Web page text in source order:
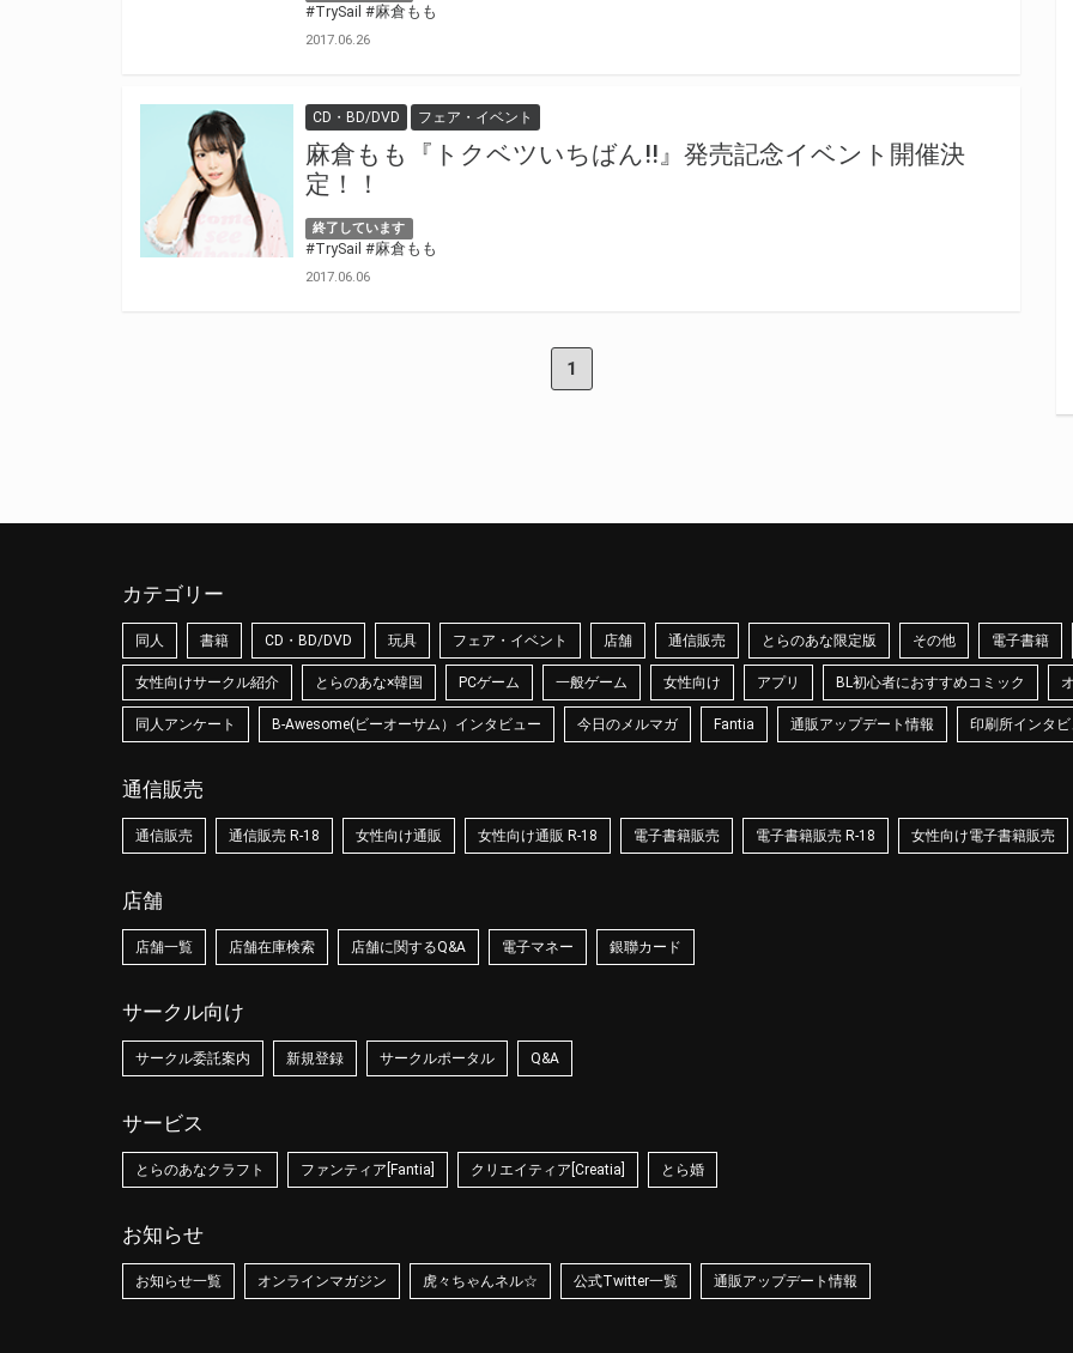
#TrySail #麻倉もも
2017.06.26
CD・BD/DVD フェア・イベント
麻倉もも『トクベツいちばん!!』発売記念イベント開催決
定！！
終了しています
#TrySail #麻倉もも
2017.06.06
1
カテゴリー
同人 書籍 CD・BD/DVD 玩具 フェア・イベント 店舗 通信販売 とらのあな限定版 その他 電子書籍
女性向けサークル紹介 とらのあな×韓国 PCゲーム 一般ゲーム 女性向け アプリ BL初心者におすすめコミック
同人アンケート B-Awesome(ビーオーサム）インタビュー 今日のメルマガ Fantia 通販アップデート情報 印刷所インタ
通信販売
通信販売 通信販売 R-18 女性向け通販 女性向け通販 R-18 電子書籍販売 電子書籍販売 R-18 女性向け電子書籍販売
店舗
店舗一覧 店舗在庫検索 店舗に関するQ&A 電子マネー 銀聯カード
サークル向け
サークル委託案内 新規登録 サークルポータル Q&A
サービス
とらのあなクラフト ファンティア[Fantia] クリエイティア[Creatia] とら婚
お知らせ
お知らせ一覧 オンラインマガジン 虎々ちゃんネル☆ 公式Twitter一覧 通販アップデート情報